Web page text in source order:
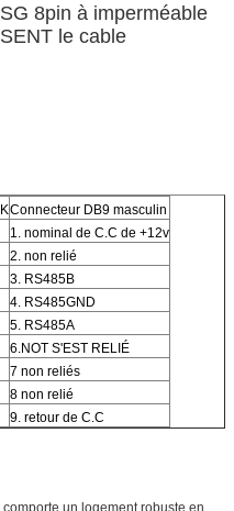
8pin à imperméable
le cable
Connecteur DB9 masculin
1. nominal de C.C de +12v
2. non relié
3. RS485B
4. RS485GND
5. RS485A
6.NOT S'EST RELIÉ
7 non reliés
8 non relié
9. retour de C.C
un logement robuste en